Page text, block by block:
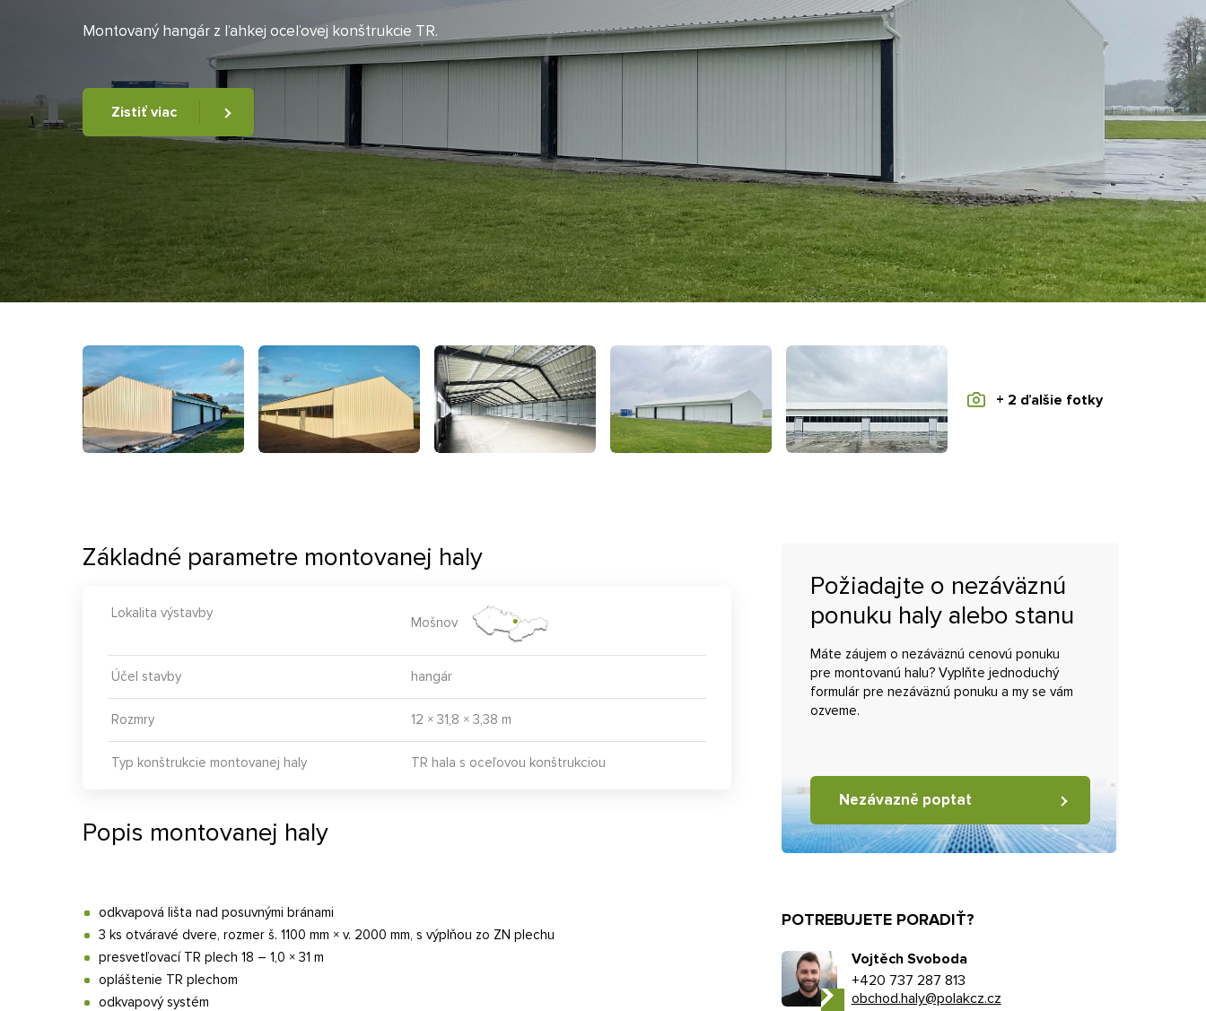
Montovaný hangár z ľahkej oceľovej konštrukcie TR.
Zistiť viac
+ 2 ďalšie fotky
Základné parametre montovanej haly
Lokalita výstavby
Mošnov
Účel stavby hangár
Rozmry 12 × 31,8 × 3,38 m
Typ konštrukcie montovanej haly TR hala s oceľovou konštrukciou
Popis montovanej haly
odkvapová lišta nad posuvnými bránami
3 ks otváravé dvere, rozmer š. 1100 mm × v. 2000 mm, s výplňou zo ZN plechu
presvetľovací TR plech 18 – 1,0 × 31 m
opláštenie TR plechom
odkvapový systém
Požiadajte o nezáväznú
ponuku haly alebo stanu
Máte záujem o nezáväznú cenovú ponuku
pre montovanú halu? Vyplňte jednoduchý
formulár pre nezáväznú ponuku a my se vám
ozveme.
Nezávazně poptat
POTREBUJETE PORADIŤ?
Vojtěch Svoboda
+420 737 287 813
obchod.haly@polakcz.cz